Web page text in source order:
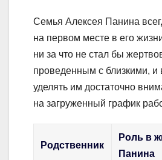
Семья Алексея Панина
на первом месте в его
ни за что не стал бы
проведенным с близкими, и
уделять им достаточно
на загруженный график
Родственник
Роль в
Панина